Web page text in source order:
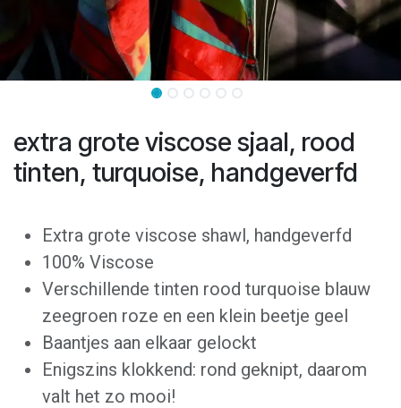
extra grote viscose sjaal, rood
tinten, turquoise, handgeverfd
Extra grote viscose shawl, handgeverfd
100% Viscose
Verschillende tinten rood turquoise blauw
zeegroen roze en een klein beetje geel
Baantjes aan elkaar gelockt
Enigszins klokkend: rond geknipt, daarom
valt het zo mooi!